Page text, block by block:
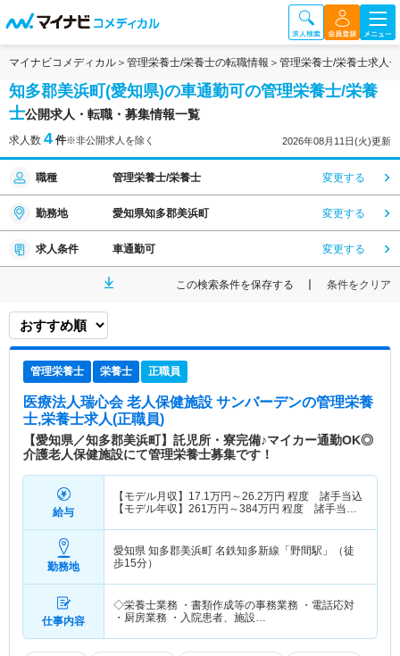
マイナビコメディカル 管理栄養士/栄養士の転職情報 管理栄養士/栄養士求人
知多郡美浜町(愛知県)の車通勤可の管理栄養士/栄養
士公開求人・転職・募集情報一覧
求人数 4 件※非公開求人を除く 2026年08月11日(火)更新
職種 管理栄養士/栄養士 変更する
勤務地 愛知県知多郡美浜町 変更する
求人条件 車通勤可 変更する
この検索条件を保存する 条件をクリア
管理栄養士 栄養士 正職員
医療法人瑞心会 老人保健施設 サンバーデンの管理栄養
士,栄養士求人(正職員)
【愛知県／知多郡美浜町】託児所・寮完備♪マイカー通勤OK◎
介護老人保健施設にて管理栄養士募集です！
給与
【モデル月収】 17.1万円～26.2万円 程度 諸手当込
【モデル年収】 261万円～384万円 程度 諸手当・
勤務地
愛知県 知多郡美浜町 名鉄知多新線「野間駅」（徒
歩15分）
仕事内容
◇栄養士業務 ・書類作成等の事務業務 ・電話応対
・厨房業務 ・入院患者、施設…